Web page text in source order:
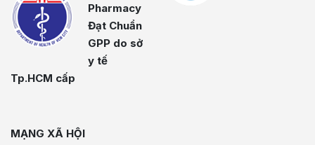
Pharmacy
Đạt Chuẩn
GPP do sở
y tế
Tp.HCM cấp
MẠNG XÃ HỘI